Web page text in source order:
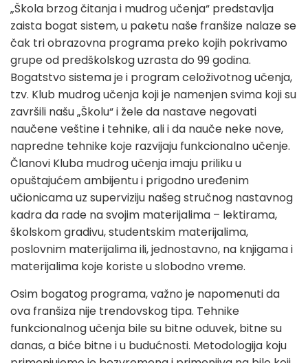
„Škola brzog čitanja i mudrog učenja“ predstavlja
zaista bogat sistem, u paketu naše franšize nalaze se
čak tri obrazovna programa preko kojih pokrivamo
grupe od predškolskog uzrasta do 99 godina.
Bogatstvo sistema je i program celoživotnog učenja,
tzv. Klub mudrog učenja koji je namenjen svima koji su
završili našu „Školu“ i žele da nastave negovati
naučene veštine i tehnike, ali i da nauče neke nove,
napredne tehnike koje razvijaju funkcionalno učenje.
Članovi Kluba mudrog učenja imaju priliku u
opuštajućem ambijentu i prigodno uređenim
učionicama uz superviziju našeg stručnog nastavnog
kadra da rade na svojim materijalima – lektirama,
školskom gradivu, studentskim materijalima,
poslovnim materijalima ili, jednostavno, na knjigama i
materijalima koje koriste u slobodno vreme.
Osim bogatog programa, važno je napomenuti da
ova franšiza nije trendovskog tipa. Tehnike
funkcionalnog učenja bile su bitne oduvek, bitne su
danas, a biće bitne i u budućnosti. Metodologija koju